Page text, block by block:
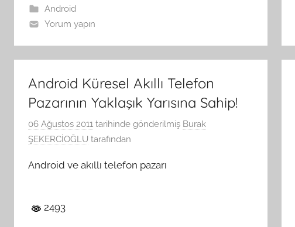
Android
Yorum yapın
Android Küresel Akıllı Telefon
Pazarının Yaklaşık Yarısına Sahip!
06 Ağustos 2011 tarihinde gönderilmiş Burak
ŞEKERCİOĞLU tarafından
Android ve akıllı telefon pazarı
2493